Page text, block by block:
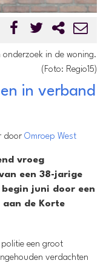
onderzoek in de woning.
(Foto: Regio15)
in verband
door Omroep West
vroeg
een 38-jarige
juni door een
de Korte
een groot
verdachten